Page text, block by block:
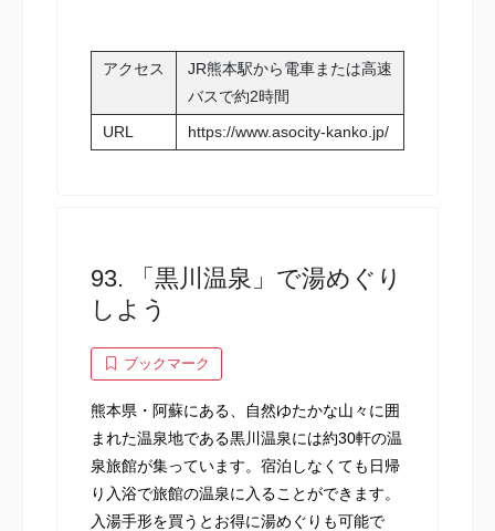
アクセス
JR熊本駅から電車または高速
バスで約2時間
URL
https://www.asocity-kanko.jp/
93. 「黒川温泉」で湯めぐり
しよう
ブックマーク
熊本県・阿蘇にある、自然ゆたかな山々に囲
まれた温泉地である黒川温泉には約30軒の温
泉旅館が集っています。宿泊しなくても日帰
り入浴で旅館の温泉に入ることができます。
入湯手形を買うとお得に湯めぐりも可能で